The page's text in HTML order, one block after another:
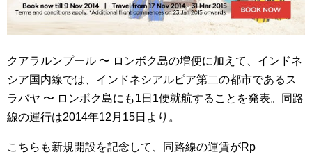
クアラルンプール 〜 ロンボク島の増便に加えて、インドネ
シア国内線では、インドネシアルピア第二の都市であるス
ラバヤ 〜 ロンボク島にも1日1便就航することを発表。同路
線の運行は2014年12月15日より。
こちらも新規開設を記念して、同路線の運賃がRp